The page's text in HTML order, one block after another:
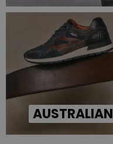
AUSTRALIAN